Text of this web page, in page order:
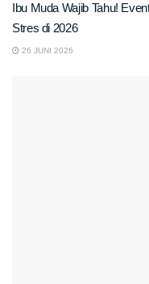
Ibu Muda Wajib Tahu!
Stres di 2026
26 JUNI 2026